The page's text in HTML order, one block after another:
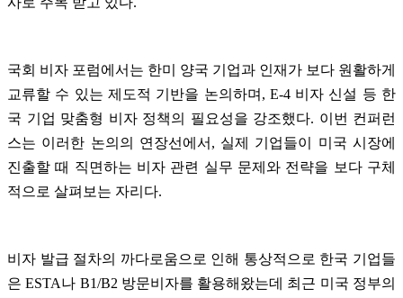
국회 비자 포럼에서는 한미 양국 기업과 인재가 보다 원활하게
교류할 수 있는 제도적 기반을 논의하며 , E-4 비자 신설 등 한
국 기업 맞춤형 비자 정책의 필요성을 강조했다. 이번 컨퍼런
스는 이러한 논의의 연장선에서 , 실제 기업들이 미국 시장에
진출할 때 직면하는 비자 관련 실무 문제와 전략을 보다 구체
적으로 살펴보는 자리다.
비자 발급 절차의 까다로움으로 인해 통상적으로 한국 기업들
은 ESTA나 B1/B2 방문비자를 활용해왔는데 최근 미국 정부의